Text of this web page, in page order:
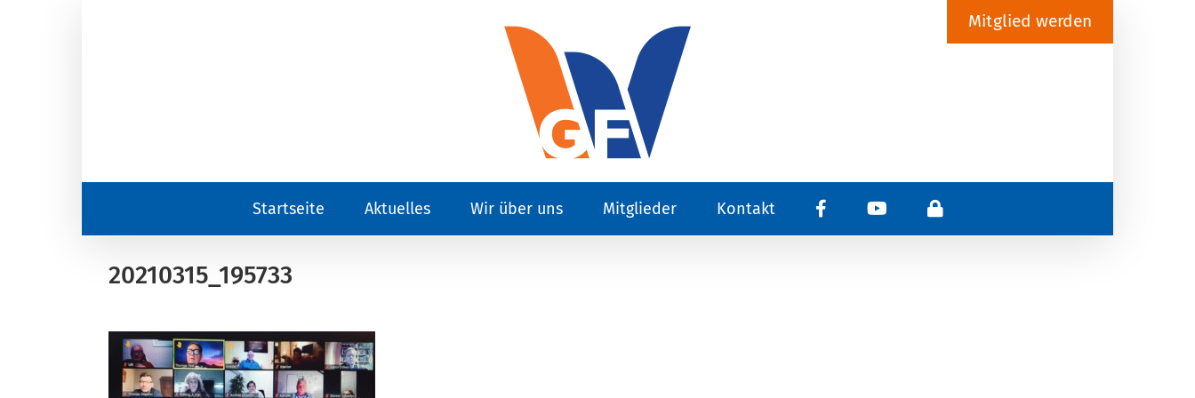
Mitglied werden
Startseite Aktuelles Wir über uns Mitglieder Kontakt
20210315_195733